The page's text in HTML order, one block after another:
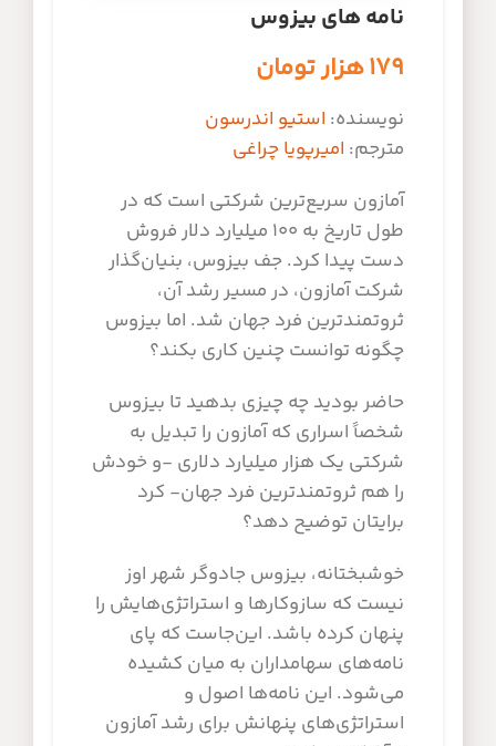
نامه های بیزوس
۱۷۹هزار تومان
نویسنده: استیو اندرسون
مترجم: امیرپویا چراغی
آمازون سریع‌ترین شرکتی است که در
طول تاریخ به ۱۰۰ میلیارد دلار فروش
دست پیدا کرد. جف بیزوس، بنیان‌گذار
شرکت آمازون، در مسیر رشد آن،
ثروتمندترین فرد جهان شد. اما بیزوس
چگونه توانست چنین کاری بکند؟
حاضر بودید چه چیزی بدهید تا بیزوس
شخصاً اسراری که آمازون را تبدیل به
شرکتی یک هزار میلیارد دلاری -و خودش
را هم ثروتمندترین فرد جهان- کرد
برایتان توضیح دهد؟
خوشبختانه، بیزوس جادوگر شهر اوز
نیست که سازوکارها و استراتژی‌هایش را
پنهان کرده باشد. این‌جاست که پای
نامه‌های سهامداران به میان کشیده
می‌شود. این نامه‌ها اصول و
استراتژی‌های پنهانش‌ برای رشد آمازون